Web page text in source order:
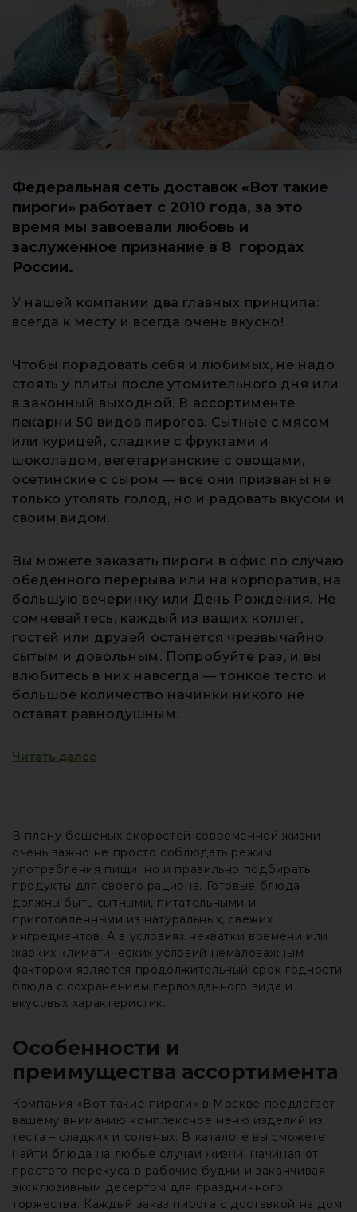
Федеральная сеть доставок «Вот такие
пироги» работает с 2010 года, за это
время мы завоевали любовь и
заслуженное признание в 8 городах
России.
У нашей компании два главных принципа:
всегда к месту и всегда очень вкусно!
Чтобы порадовать себя и любимых, не надо
стоять у плиты после утомительного дня или
в законный выходной. В ассортименте
пекарни 50 видов пирогов. Сытные с мясом
или курицей, сладкие с фруктами и
шоколадом, вегетарианские с овощами,
осетинские с сыром — все они призваны не
только утолять голод, но и радовать вкусом и
своим видом.
Вы можете заказать пироги в офис по случаю
обеденного перерыва или на корпоратив, на
большую вечеринку или День Рождения. Не
сомневайтесь, каждый из ваших коллег,
гостей или друзей останется чрезвычайно
сытым и довольным. Попробуйте раз, и вы
влюбитесь в них навсегда — тонкое тесто и
большое количество начинки никого не
оставят равнодушным.
Читать далее
В плену бешеных скоростей современной жизни
очень важно не просто соблюдать режим
употребления пищи, но и правильно подбирать
продукты для своего рациона. Готовые блюда
должны быть сытными, питательными и
приготовленными из натуральных, свежих
ингредиентов. А в условиях нехватки времени или
жарких климатических условий немаловажным
фактором является продолжительный срок годности
блюда с сохранением первозданного вида и
вкусовых характеристик.
Особенности и
преимущества ассортимента
Компания «Вот такие пироги» в Москве предлагает
вашему вниманию комплексное меню изделий из
теста – сладких и соленых. В каталоге вы сможете
найти блюда на любые случаи жизни, начиная от
простого перекуса в рабочие будни и заканчивая
эксклюзивным десертом для праздничного
торжества. Каждый заказ пирога с доставкой на дом